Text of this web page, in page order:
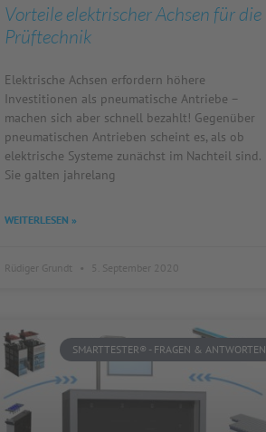
Vorteile elektrischer Achsen für die
Prüftechnik
Elektrische Achsen erfordern höhere
Investitionen als pneumatische Antriebe –
machen sich aber schnell bezahlt! Gegenüber
pneumatischen Antrieben scheint es, als ob
elektrische Systeme zunächst im Nachteil sind.
Sie galten jahrelang
WEITERLESEN »
Rüdiger Grundt 5. September 2020
SMARTTESTER® - FRAGEN & ANTWORTEN